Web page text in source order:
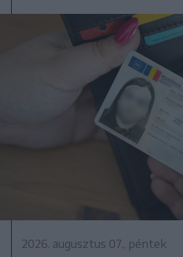
2026. augusztus 07., péntek